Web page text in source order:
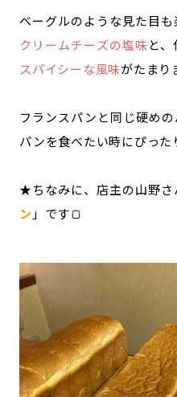
ベーグルのような見た目も
クリームチーズの塩味 と
スパイシーな風味がたまり
フランスパンと同じ硬め
パンを食べたい時にぴった
★ちなみに、店主の山野
ン 」です🍞